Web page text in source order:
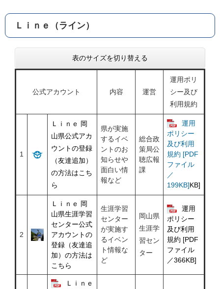
Ｌｉｎｅ（ライン）
表のサイズを切り替える
公式アカウント 内容 運営
運用ポリ
シー及び
利用規約
1
Ｌｉｎｅ 岡
山県公式アカ
ウントの登録
（友達追加）
の方法はこち
ら
県が実施
するイベ
ントのお
知らせや
面白い情
報など
総合政
策局公
聴広報
課
運用
ポリシー
及び利用
規約 [PDF
ファイル
／
199KB]KB]
2
Ｌｉｎｅ 岡
山県生涯学習
センター公式
アカウントの
登録（友達追
加）の方法は
こちら
生涯学習
センター
が実施す
るイベン
ト情報な
ど
岡山県
生涯学
習セン
ター
運用
ポリシー
及び利用
規約 [PDF
ファイル
／366KB]
Ｌｉｎｅ